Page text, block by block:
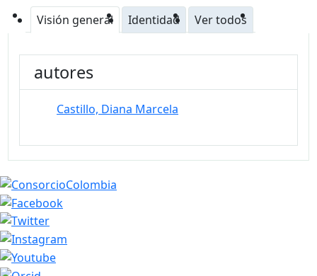
Visión general Identidad Ver todos
autores
Castillo, Diana Marcela